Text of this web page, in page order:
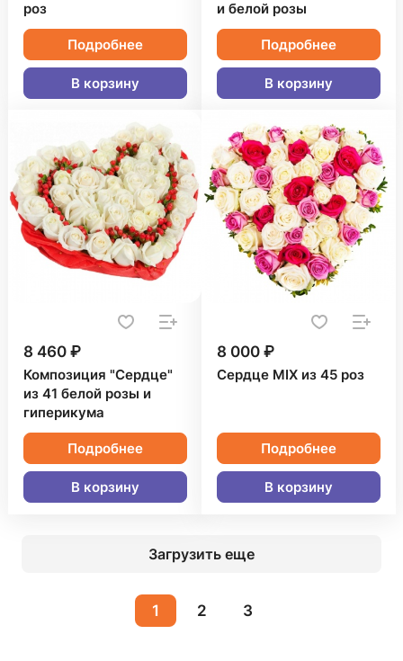
роз
Подробнее
В корзину
и белой розы
Подробнее
В корзину
8 460 ₽
Композиция "Сердце"
из 41 белой розы и
гиперикума
Подробнее
В корзину
8 000 ₽
Сердце MIX из 45 роз
Подробнее
В корзину
Загрузить еще
1 2 3